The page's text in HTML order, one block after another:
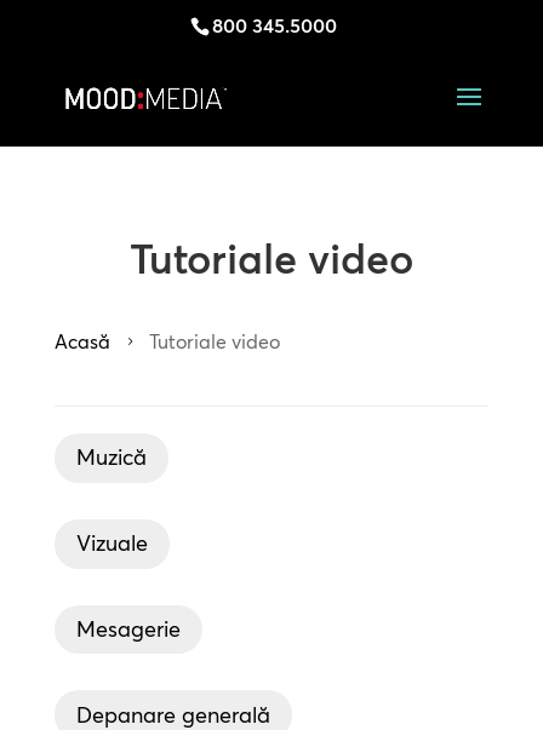
800 345.5000
Tutoriale video
Acasă 5 Tutoriale video
Muzică
Vizuale
Mesagerie
Depanare generală